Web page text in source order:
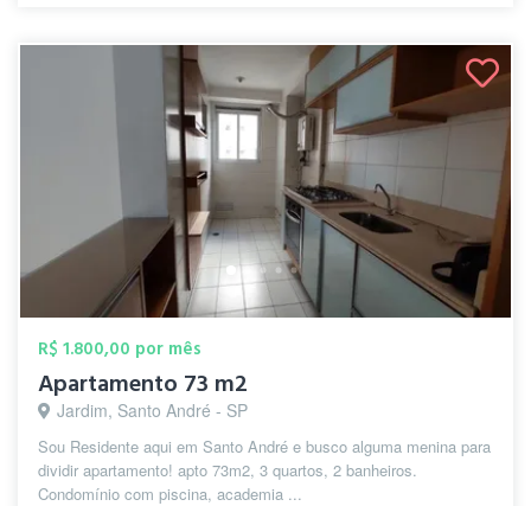
R$ 1.800,00 por mês
Apartamento 73 m2
Jardim, Santo André - SP
Sou Residente aqui em Santo André e busco alguma menina para
dividir apartamento! apto 73m2, 3 quartos, 2 banheiros.
Condomínio com piscina, academia ...